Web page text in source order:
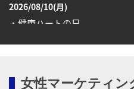
2026/08/10(月)
・健康ハートの日
・育児の日
女性マーケティン